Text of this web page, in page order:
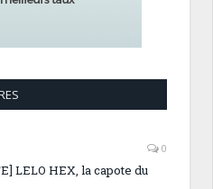
0
LELO HEX, la capote du